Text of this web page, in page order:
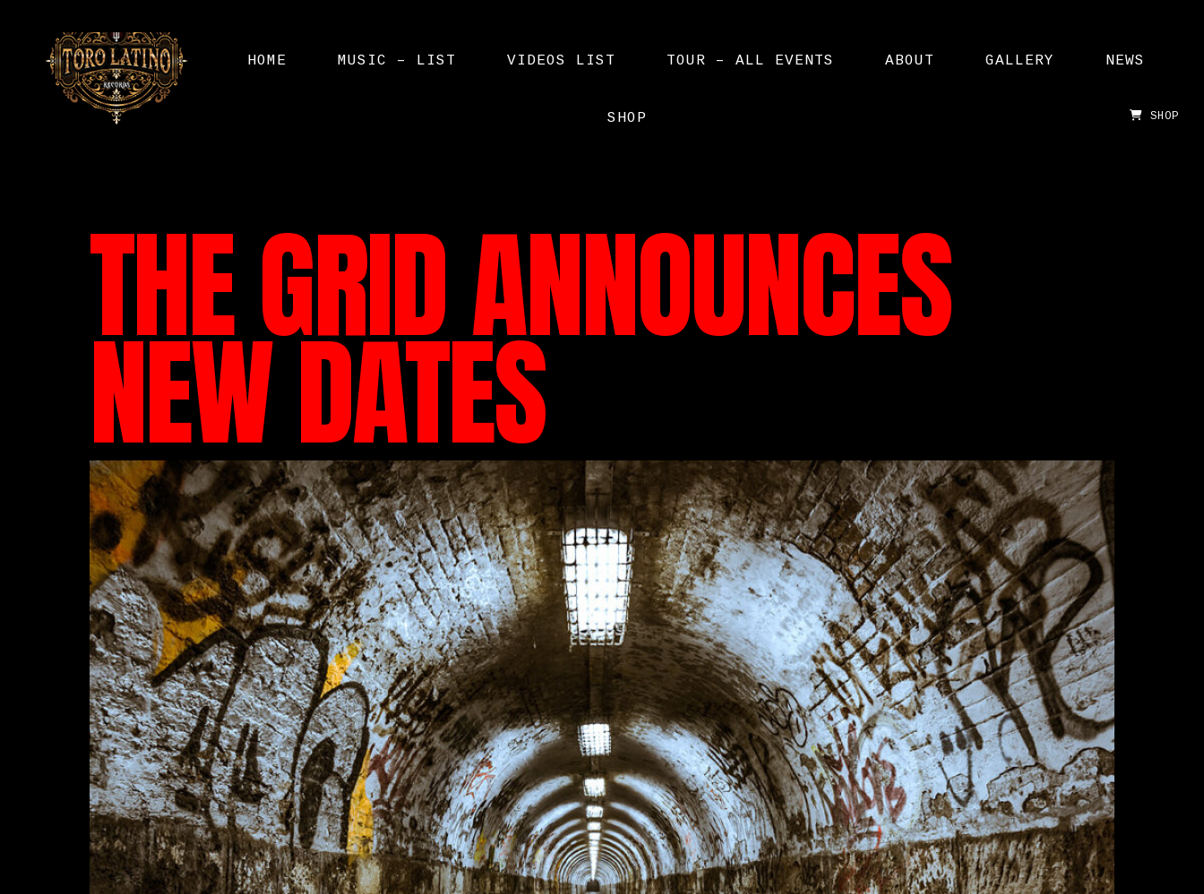
HOME MUSIC – LIST VIDEOS LIST TOUR – ALL EVENTS ABOUT GALLERY NEWS
SHOP SHOP
THE GRID ANNOUNCES
NEW DATES